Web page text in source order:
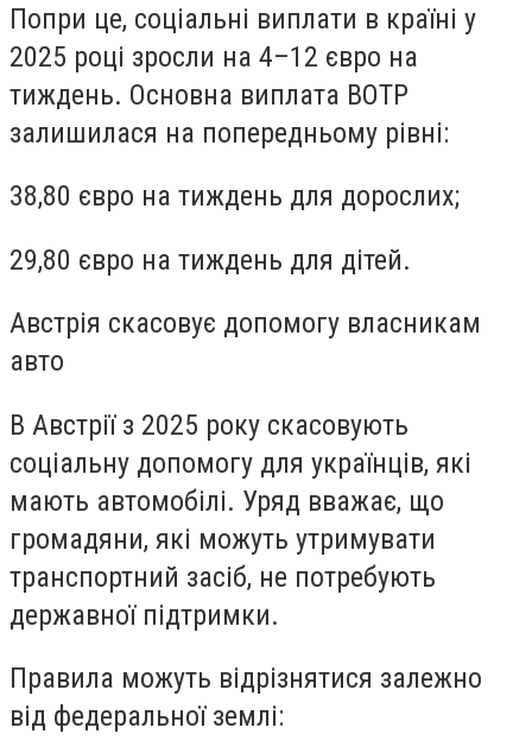
Попри це, соціальні виплати в країні у
2025 році зросли на 4–12 євро на
тиждень. Основна виплата BOTP
залишилася на попередньому рівні:
38,80 євро на тиждень для дорослих;
29,80 євро на тиждень для дітей.
Австрія скасовує допомогу власникам
авто
В Австрії з 2025 року скасовують
соціальну допомогу для українців, які
мають автомобілі. Уряд вважає, що
громадяни, які можуть утримувати
транспортний засіб, не потребують
державної підтримки.
Правила можуть відрізнятися залежно
від федеральної землі: